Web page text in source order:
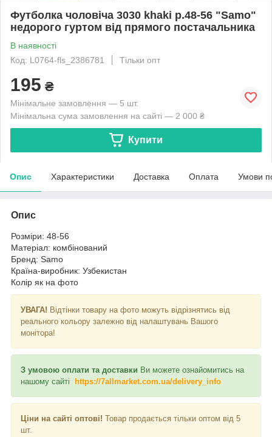
Футболка чоловіча 3030 khaki р.48-56 "Samo"
недорого гуртом від прямого постачальника
В наявності
Код: L0764-fls_2386781
Тільки опт
195 ₴
Мінімальне замовлення — 5 шт.
Мінімальна сума замовлення на сайті — 2 000 ₴
Купити
Опис Характеристики Доставка Оплата Умови
Опис
Розміри: 48-56
Матеріал: комбінований
Бренд: Samo
Країна-виробник: Узбекистан
Колір як на фото
УВАГА! Відтінки товару на фото можуть відрізнятись від
реального кольору залежно від налаштувань Вашого
монітора!
З умовою оплати та доставки Ви можете ознайомитись на
нашому сайті
https://7allmarket.com.ua/delivery_info
Ціни на сайті оптові! Товар продається тільки оптом від 5
шт.